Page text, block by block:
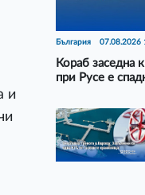
и
България 07.08.2026
Кораб заседна
при Русе е